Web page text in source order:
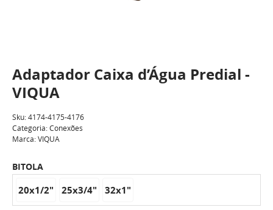
Adaptador Caixa d’Água Predial -
VIQUA
Sku:4174-4175-4176
Categoria:Conexões
Marca:VIQUA
BITOLA
20x1/2" 25x3/4" 32x1"